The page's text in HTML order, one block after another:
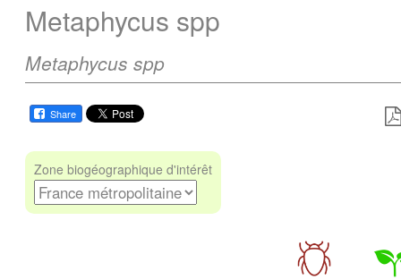
Metaphycus spp
Metaphycus spp
Share
Zone biogéographique d'intérêt